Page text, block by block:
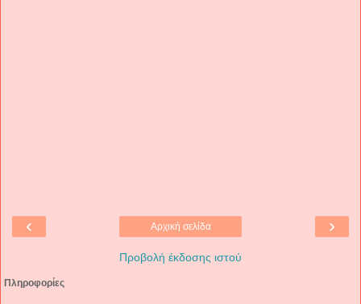
‹ ›
Αρχική σελίδα
Προβολή έκδοσης ιστού
Πληροφορίες